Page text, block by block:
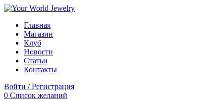
Главная
Магазин
Клуб
Новости
Статьи
Контакты
Войти / Регистрация
0 Список желаний